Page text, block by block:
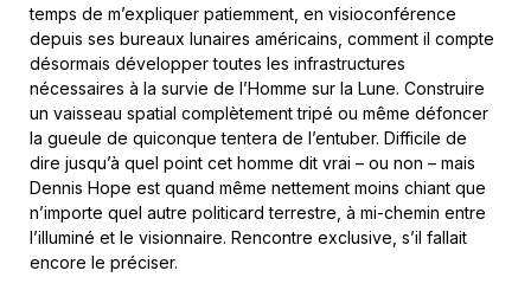
temps de m’expliquer patiemment, en visioconférence
depuis ses bureaux lunaires américains, comment il compte
désormais développer toutes les infrastructures
nécessaires à la survie de l’Homme sur la Lune. Construire
un vaisseau spatial complètement tripé ou même défoncer
la gueule de quiconque tentera de l’entuber. Difficile de
dire jusqu’à quel point cet homme dit vrai – ou non – mais
Dennis Hope est quand même nettement moins chiant que
n’importe quel autre politicard terrestre, à mi-chemin entre
l’illuminé et le visionnaire. Rencontre exclusive, s’il fallait
encore le préciser.